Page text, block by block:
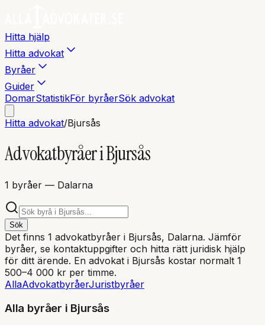
Hitta hjälp
Hitta advokat
Byråer
Guider
DomarStatistikFör byråerSök advokat
Hitta advokat/Bjursås
Advokatbyråer iBjursås
1 byråer — Dalarna
Sök
Det finns 1 advokatbyråer i Bjursås, Dalarna. Jämför
byråer, se kontaktuppgifter och hitta rätt juridisk hjälp
för ditt ärende. En advokat i Bjursås kostar normalt 1
500–4 000 kr per timme.
AllaAdvokatbyråerJuristbyråer
Alla byråer i Bjursås